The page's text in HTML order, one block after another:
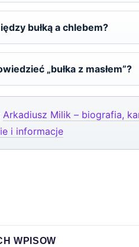
bułką a chlebem?
„bułka z masłem”?
Arkadiusz Milik – biografia,
i informacje
WPISOW